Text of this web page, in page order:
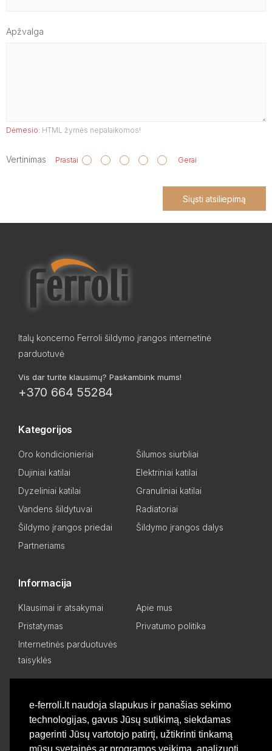
e-ferroli.lt naudoja slapukus ir panašias sekimo
technologijas, gavus Jūsų sutikimą, siekdamas
pagerinti Jūsų vartotojo patirtį, užtikrinti tinkamą
mūsų svetainės ar programos veikimą, analizuoti
Apžvalga
Dėmesio: HTML žymės nepalaikomos!
Vertinimas Prastai Gerai
Siųsti atsiliepimą
Italų koncerno Ferroli šildymo įrangos internetinė
parduotuvė
Vis dar turite klausimų? Paskambink mums!
+370 664 55284
Kategorijos
Oro kondicionieriai
Šilumos siurbliai
Dujiniai katilai
Elektriniai katilai
Dyzeliniai katilai
Granuliniai katilai
Vandens šildytuvai
Radiatoriai
Šildymo įrangos priedai
Šildymo įrangos dalys
Partneriams
Informacija
Klausimai ir atsakymai
Apie mus
Pristatymas
Privatumo politika
Internetinės parduotuvės
taisyklės
Asmeninis kabinetas
Pageidavimų sąrašas
Palyginti produktus
Basket